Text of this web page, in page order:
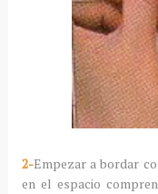
2-Empezar a bordar
en el espacio